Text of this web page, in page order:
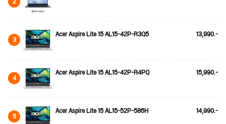
3 Acer Aspire Lite 15 AL15-42P-R3Q5 13,990.-
4 Acer Aspire Lite 15 AL15-42P-R4PQ 15,990.-
5 Acer Aspire Lite 15 AL15-52P-586H 14,990.-